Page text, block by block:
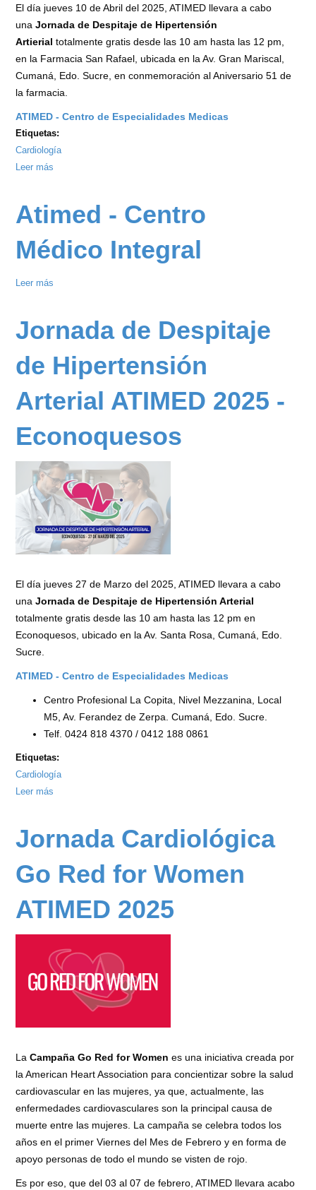
El día jueves 10 de Abril del 2025, ATIMED llevara a cabo
unaJornada de Despitaje de Hipertensión
Artierial totalmente gratis desde las 10 am hasta las 12 pm,
en la Farmacia San Rafael, ubicada en la Av. Gran Mariscal,
Cumaná, Edo. Sucre, en conmemoración al Aniversario 51 de
la farmacia.
ATIMED - Centro de Especialidades Medicas
Etiquetas:
Cardiología
Leer más
Despitaje
Hipertensión
51
Aniversario
de
Farmacia
Rafael
Atimed - Centro
Médico Integral
Leer más
Centro
Integral
Jornada de Despitaje
de Hipertensión
Arterial ATIMED 2025 -
Econoquesos
El día jueves 27 de Marzo del 2025, ATIMED llevara a cabo
unaJornada de Despitaje de Hipertensión Arterial
totalmente gratis desde las 10 am hasta las 12 pm en
Econoquesos, ubicado en la Av. Santa Rosa, Cumaná, Edo.
Sucre.
ATIMED - Centro de Especialidades Medicas
Centro Profesional La Copita, Nivel Mezzanina, Local
M5, Av. Ferandez de Zerpa. Cumaná, Edo. Sucre.
Telf. 0424 818 4370 / 0412 188 0861
Etiquetas:
Cardiología
Leer más
Despitaje
Hipertensión
ATIMED
Econoquesos
Jornada Cardiológica
Go Red for Women
ATIMED 2025
LaCampaña Go Red for Women es una iniciativa creada por
la American Heart Association para concientizar sobre la salud
cardiovascular en las mujeres, ya que, actualmente, las
enfermedades cardiovasculares son la principal causa de
muerte entre las mujeres. La campaña se celebra todos los
años en el primer Viernes del Mes de Febrero y en forma de
apoyo personas de todo el mundo se visten de rojo.
Es por eso, que del 03 al 07 de febrero, ATIMED llevara acabo